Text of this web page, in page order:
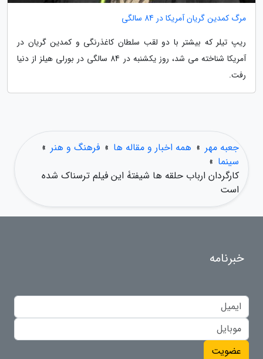
مرگ کمدین گریان آمریکا در 84 سالگی
ریپ تیلر که بیشتر با دو لقب سلطان کاغذرنگی و کمدین گریان در
آمریکا شناخته می شد، روز یکشنبه در 84 سالگی در بورلی هیلز از دنیا
رفت.
جعبه مهر » همه اخبار و مقاله ها » فرهنگ و هنر »
سینما »
کارگردان ارباب حلقه ها شیفتۀ این فیلم ترسناک شده
است
خبرنامه
عضویت